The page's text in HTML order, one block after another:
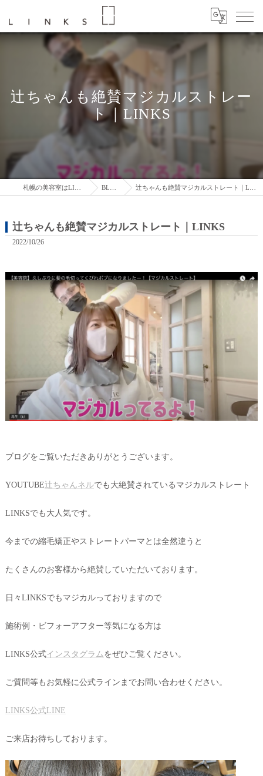
辻ちゃんも絶賛マジカルストレー
ト｜LINKS
BLOG 辻ちゃんも絶賛マジカルストレート｜LINKS
辻ちゃんも絶賛マジカルストレート｜LINKS
2022/10/26
ブログをご覧いただきありがとうございます。
YOUTUBE辻ちゃんネルでも大絶賛されているマジカルストレート
LINKSでも大人気です。
今までの縮毛矯正やストレートパーマとは全然違うと
たくさんのお客様から絶賛していただいております。
日々LINKSでもマジカルっておりますので
施術例・ビフォーアフター等気になる方は
LINKS公式インスタグラムをぜひご覧ください。
ご質問等もお気軽に公式ラインまでお問い合わせください。
LINKS公式LINE
ご来店お待ちしております。